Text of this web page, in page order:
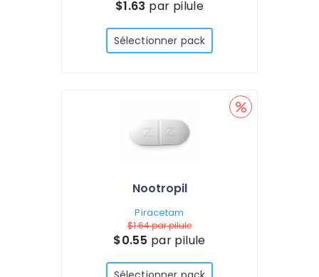
$1.63 par pilule
Sélectionner pack
Nootropil
Piracetam
$1.64par pilule
$0.55 par pilule